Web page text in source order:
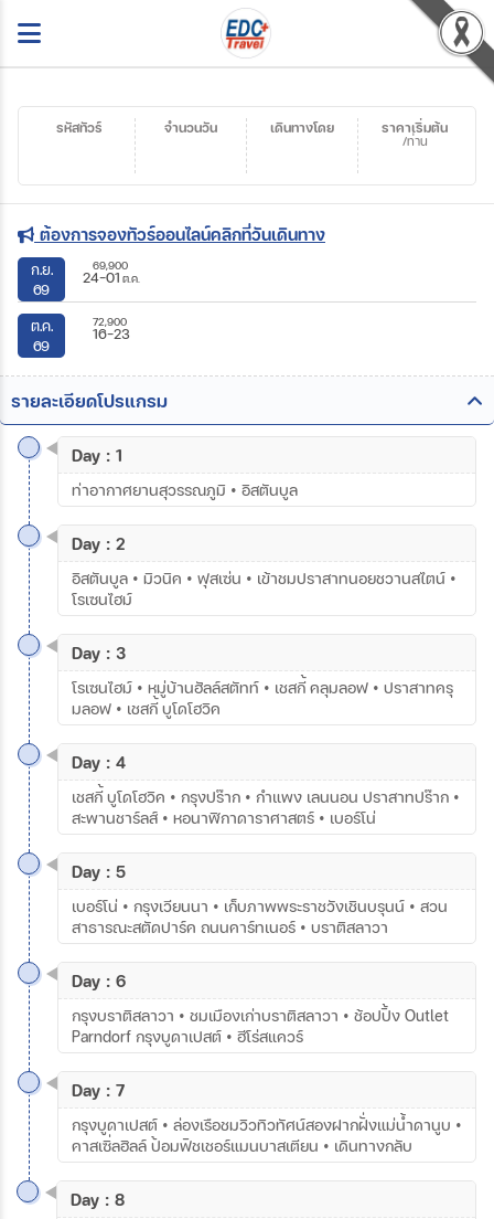
รหัสทัวร์ จำนวนวัน ราคาเริ่มต้น
/ท่าน
เดินทางโดย
ต้องการจองทัวร์ออนไลน์คลิกที่วันเดินทาง
ก.ย.
69
69,900
24-01 ต.ค.
ต.ค.
69
72,900
16-23
รายละเอียดโปรแกรม
Day : 1
ท่าอากาศยานสุวรรณภูมิ • อิสตันบูล
Day : 2
อิสตันบูล • มิวนิค • ฟุสเซ่น • เข้าชมปราสาทนอยชวานสไตน์ •
โรเซนไฮม์
Day : 3
โรเซนไฮม์ • หมู่บ้านฮัลล์สตัทท์ • เชสกี้ คลุมลอฟ • ปราสาทครุ
มลอฟ • เชสกี้ บูโดโฮวิค
Day : 4
เชสกี้ บูโดโฮวิค • กรุงปร๊าก • กำแพง เลนนอน ปราสาทปร๊าก •
สะพานชาร์ลส์ • หอนาฬิกาดาราศาสตร์ • เบอร์โน่
Day : 5
เบอร์โน่ • กรุงเวียนนา • เก็บภาพพระราชวังเชินบรุนน์ • สวน
สาธารณะสตัดปาร์ค ถนนคาร์ทเนอร์ • บราติสลาวา
Day : 6
กรุงบราติสลาวา • ชมเมืองเก่าบราติสลาวา • ช้อปปิ้ง Outlet
Parndorf กรุงบูดาเปสต์ • ฮีโร่สแควร์
Day : 7
กรุงบูดาเปสต์ • ล่องเรือชมวิวทิวทัศน์สองฝากฝั่งแม่น้ำดานูบ •
คาสเซิ่ลฮิลล์ ป้อมฟิชเชอร์แมนบาสเตียน • เดินทางกลับ
Day : 8